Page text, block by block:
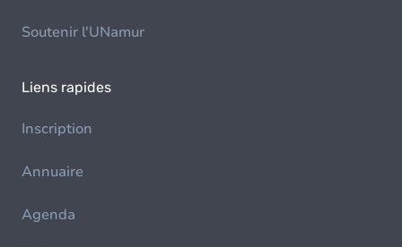
Soutenir l'UNamur
Liens rapides
Inscription
Annuaire
Agenda